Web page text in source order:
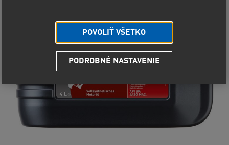
POVOLIŤ VŠETKO
PODROBNÉ NASTAVENIE